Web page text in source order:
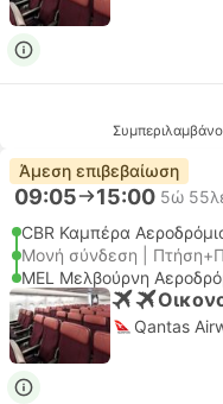
Άμεση επιβεβαίωση
09:05 15:00 5ώ
CBR Καμπέρα
Μονή σύνδεση |
MEL Μελβούρνη
Qantas